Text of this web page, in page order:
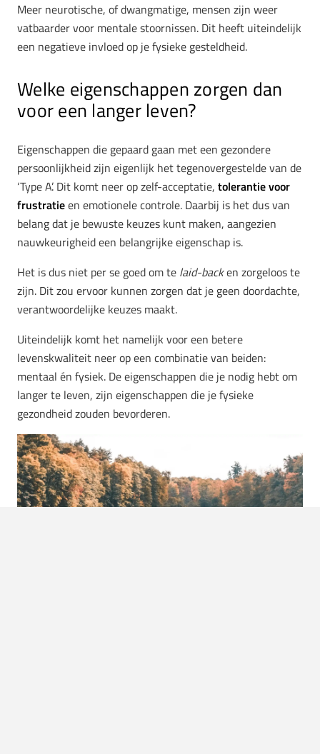
Meer neurotische, of dwangmatige, mensen zijn weer
vatbaarder voor mentale stoornissen. Dit heeft uiteindelijk
een negatieve invloed op je fysieke gesteldheid.
Welke eigenschappen zorgen dan
voor een langer leven?
Eigenschappen die gepaard gaan met een gezondere
persoonlijkheid zijn eigenlijk het tegenovergestelde van de
‘Type A’. Dit komt neer op zelf-acceptatie, tolerantie voor
frustratieen emotionele controle. Daarbij is het dus van
belang dat je bewuste keuzes kunt maken, aangezien
nauwkeurigheid een belangrijke eigenschap is.
Het is dus niet per se goed om te laid-backen zorgeloos te
zijn. Dit zou ervoor kunnen zorgen dat je geen doordachte,
verantwoordelijke keuzes maakt.
Uiteindelijk komt het namelijk voor een betere
levenskwaliteit neer op een combinatie van beiden:
mentaal én fysiek. De eigenschappen die je nodig hebt om
langer te leven, zijn eigenschappen die je fysieke
gezondheid zouden bevorderen.